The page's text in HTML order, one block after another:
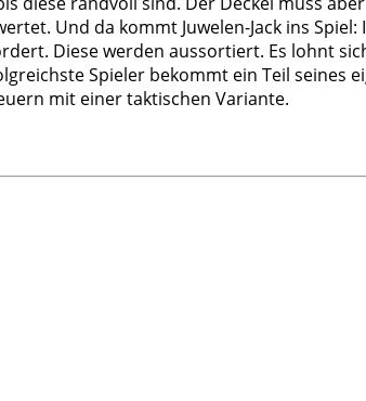
Und da kommt Juwelen-Jack ins Spiel:
Diese werden aussortiert. Es lohnt
Spieler bekommt ein Teil seines
mit einer taktischen Variante.